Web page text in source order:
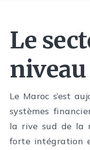
Le
Le Maroc s’est
systèmes
la rive sud de la
forte intégration